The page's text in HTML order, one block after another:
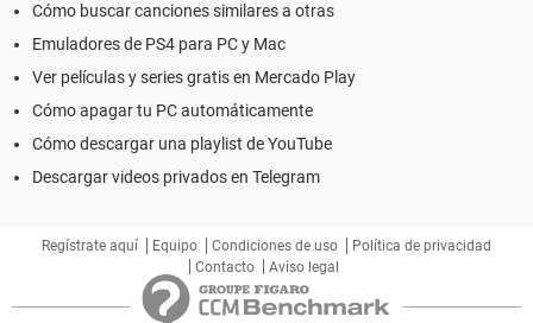
Cómo buscar canciones similares a otras
Emuladores de PS4 para PC y Mac
Ver películas y series gratis en Mercado Play
Cómo apagar tu PC automáticamente
Cómo descargar una playlist de YouTube
Descargar videos privados en Telegram
Regístrate aquí Equipo Condiciones de uso
Política de privacidad
Contacto
Aviso legal